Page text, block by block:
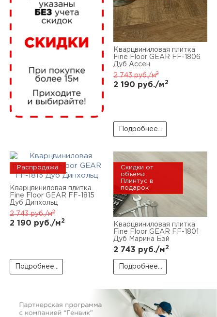
с
Кварцвиниловая плитка
Fine Floor GEAR FF-1806
Дуб Ассен
2 743руб./м2
2 190 руб./м2
Подробнее...
Распродажа
Кварцвиниловая плитка
Fine Floor GEAR FF-1815
Дуб Дипхольц
2 743руб./м2
2 190 руб./м2
Подробнее...
Скидки от
объема
Плинтус в
подарок
Кварцвиниловая плитка
Fine Floor GEAR FF-1801
Дуб Марина Бэй
2 743 руб./м2
Подробнее...